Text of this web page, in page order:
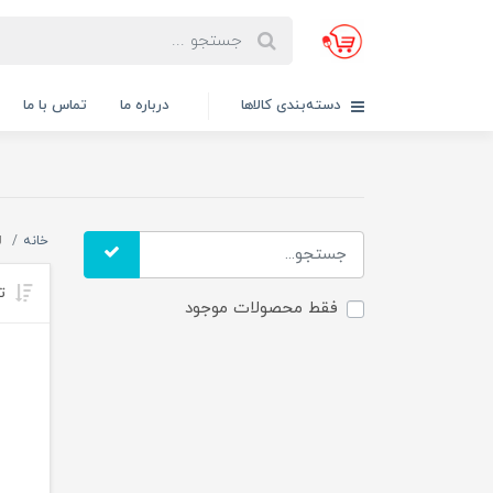
دسته‌بندی کالاها درباره ما تماس با ما
فقط محصولات موجود
خانه